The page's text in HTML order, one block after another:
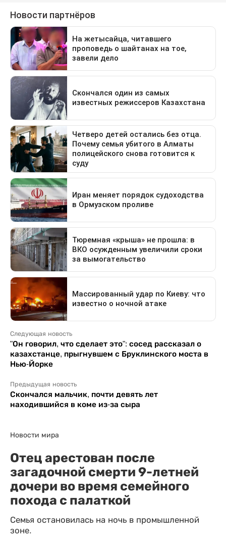
Следующая новость
"Он говорил, что сделает это": сосед рассказал о
казахстанце, прыгнувшем с Бруклинского моста в
Нью-Йорке
Предыдущая новость
Скончался мальчик, почти девять лет
находившийся в коме из-за сыра
Новости мира
Отец арестован после
загадочной смерти 9-летней
дочери во время семейного
похода с палаткой
Семья остановилась на ночь в промышленной
зоне.